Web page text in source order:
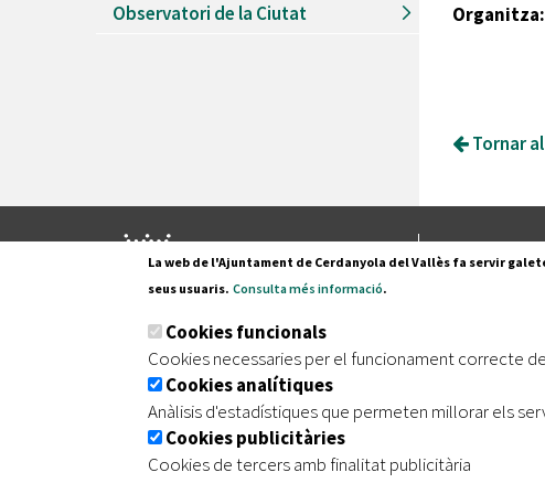
Observatori de la Ciutat Organitza:
Tornar
Pl. Francesc
| Avís legal | Protecció de dades
La web de l'Ajuntament de Cerdanyola del Vallès fa servir
seus usuaris. Consulta més informació.
Cookies funcionals
Cookies necessaries per el funcionament correcte
Cookies analítiques
Anàlisis d'estadístiques que permeten millorar els
Cookies publicitàries
Cookies de tercers amb finalitat publicitària